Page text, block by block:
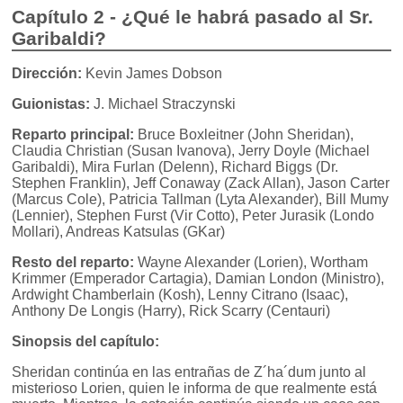
Capítulo 2 - ¿Qué le habrá pasado al Sr.
Garibaldi?
Dirección: Kevin James Dobson
Guionistas: J. Michael Straczynski
Reparto principal: Bruce Boxleitner (John Sheridan),
Claudia Christian (Susan Ivanova), Jerry Doyle (Michael
Garibaldi), Mira Furlan (Delenn), Richard Biggs (Dr.
Stephen Franklin), Jeff Conaway (Zack Allan), Jason Carter
(Marcus Cole), Patricia Tallman (Lyta Alexander), Bill Mumy
(Lennier), Stephen Furst (Vir Cotto), Peter Jurasik (Londo
Mollari), Andreas Katsulas (GKar)
Resto del reparto: Wayne Alexander (Lorien), Wortham
Krimmer (Emperador Cartagia), Damian London (Ministro),
Ardwight Chamberlain (Kosh), Lenny Citrano (Isaac),
Anthony De Longis (Harry), Rick Scarry (Centauri)
Sinopsis del capítulo:
Sheridan continúa en las entrañas de Z´ha´dum junto al
misterioso Lorien, quien le informa de que realmente está